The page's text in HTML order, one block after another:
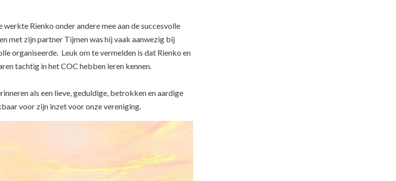
Rienko onder andere mee aan de succesvolle
met zijn partner Tijmen was hij vaak aanwezig bij
organiseerde. Leuk om te vermelden is dat Rienko en
tachtig in het COC hebben leren kennen.
als een lieve, geduldige, betrokken en aardige
voor zijn inzet voor onze vereniging.